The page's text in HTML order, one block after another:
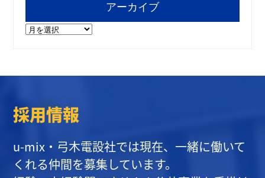
アーカイブ
ア
採用情報
u-mix・弓木電設社では現在、一緒に働いて
くれる仲間を募集しています。